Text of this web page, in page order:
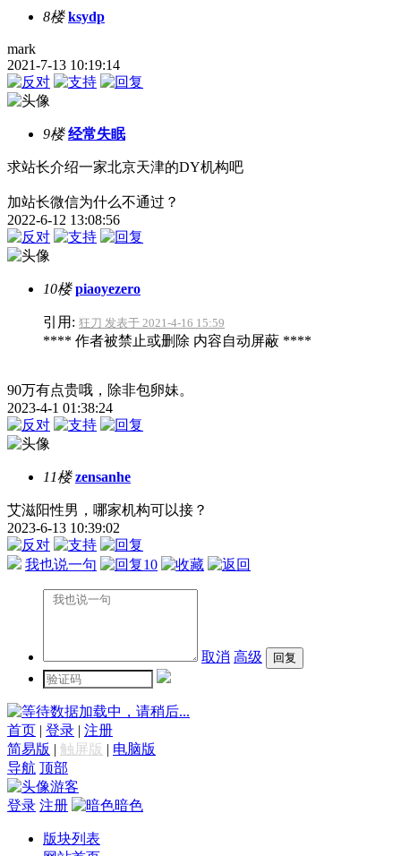
8楼 ksydp
mark
2021-7-13 10:19:14
9楼 经常失眠
求站长介绍一家北京天津的DY机构吧
加站长微信为什么不通过？
2022-6-12 13:08:56
10楼 piaoyezero
引用: 狂刀 发表于 2021-4-16 15:59
**** 作者被禁止或删除 内容自动屏蔽 ****
90万有点贵哦，除非包卵妹。
2023-4-1 01:38:24
11楼 zensanhe
艾滋阳性男，哪家机构可以接？
2023-6-13 10:39:02
我也说一句 10
取消 高级
数据加载中，请稍后...
首页 | 登录 | 注册
简易版 | 触屏版 | 电脑版
导航 顶部
游客
登录 注册 暗色
版块列表